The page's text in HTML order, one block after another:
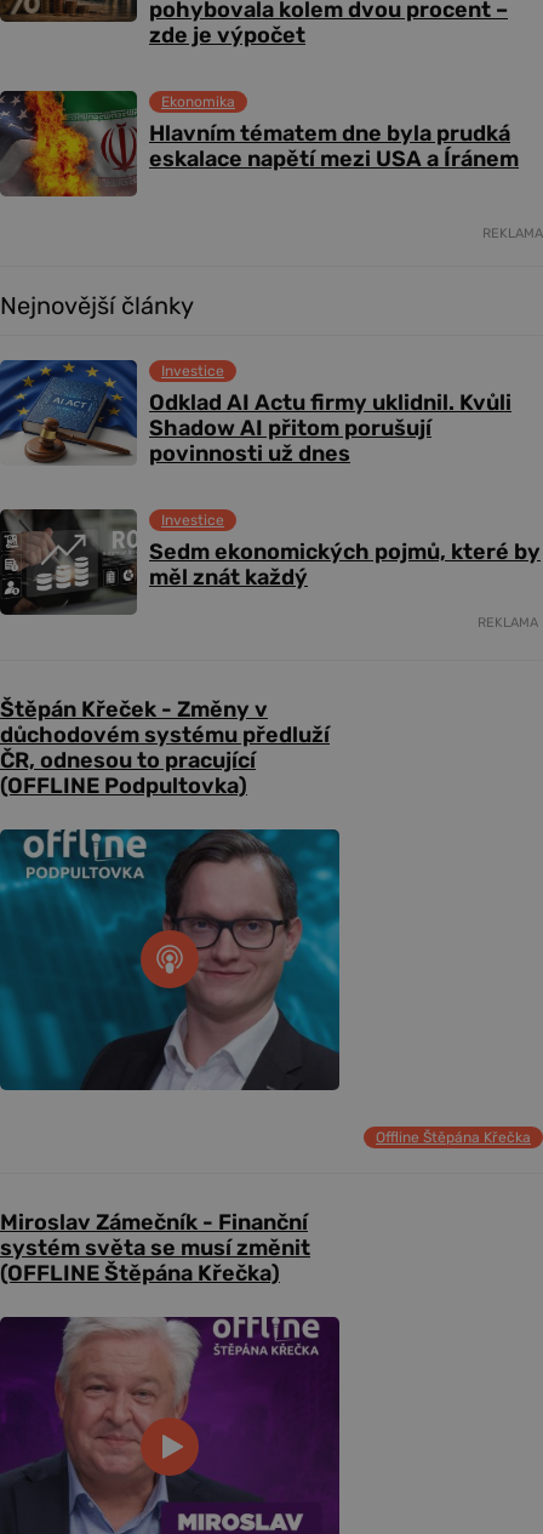
pohybovala kolem dvou procent –
zde je výpočet
Hlavním tématem dne byla prudká
eskalace napětí mezi USA a Íránem
Ekonomika
REKLAMA
Nejnovější články
Odklad AI Actu firmy uklidnil. Kvůli
Shadow AI přitom porušují
povinnosti už dnes
Investice
Sedm ekonomických pojmů, které by
měl znát každý
Investice
REKLAMA
Štěpán Křeček - Změny v
důchodovém systému předluží
ČR, odnesou to pracující
(OFFLINE Podpultovka)
Offline Štěpána Křečka
Miroslav Zámečník - Finanční
systém světa se musí změnit
(OFFLINE Štěpána Křečka)